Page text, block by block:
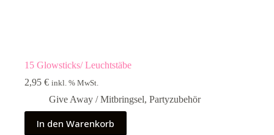
15 Glowsticks/ Leuchtstäbe
2,95 € inkl. % MwSt.
Give Away / Mitbringsel, Partyzubehör
In den Warenkorb